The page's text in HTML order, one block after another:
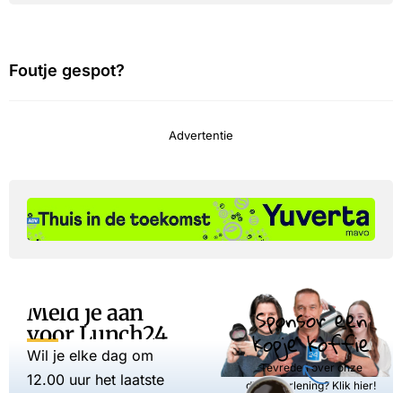
Foutje gespot?
Advertentie
Meld je aan
voor Lunch24
Wil je elke dag om
12.00 uur het laatste
Sponsor een
kopje koffie
Tevreden over onze
dienstverlening? Klik hier!